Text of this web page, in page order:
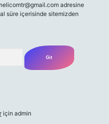
adresine
süre içerisinde sitemizden
için admin